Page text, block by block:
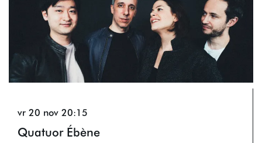
Quatuor Ébène
vr 20 nov 20:15